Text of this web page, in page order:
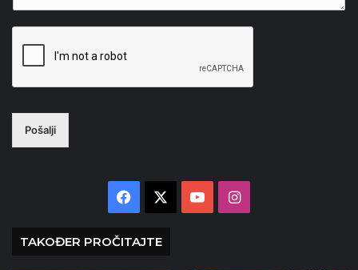
Pošalji
Facebook YouTubeInstagram
TAKOĐER PROČITAJTE